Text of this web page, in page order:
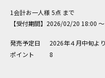
1会計お一人様 5点 まで
【受付期間】2026/02/20 18:00
発売予定日
2026年４月中旬よ
ポイント
8